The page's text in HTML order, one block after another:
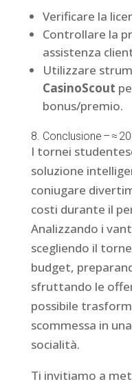
Verificare la
Controllare la
assistenza
Utilizzare
CasinoScout
bonus/premio.
8. Conclusione – ≈
I tornei
soluzione
coniugare
costi durante il
Analizzando i
scegliendo il
budget,
sfruttando le
possibile
scommessa in
socialità.
Ti invitiamo a